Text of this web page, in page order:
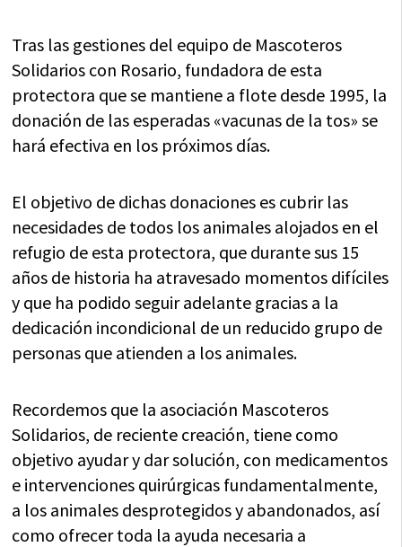
Tras las gestiones del equipo de Mascoteros
Solidarios con Rosario, fundadora de esta
protectora que se mantiene a flote desde 1995, la
donación de las esperadas «vacunas de la tos» se
hará efectiva en los próximos días.
El objetivo de dichas donaciones es cubrir las
necesidades de todos los animales alojados en el
refugio de esta protectora, que durante sus 15
años de historia ha atravesado momentos difíciles
y que ha podido seguir adelante gracias a la
dedicación incondicional de un reducido grupo de
personas que atienden a los animales.
Recordemos que la asociación Mascoteros
Solidarios, de reciente creación, tiene como
objetivo ayudar y dar solución, con medicamentos
e intervenciones quirúrgicas fundamentalmente,
a los animales desprotegidos y abandonados, así
como ofrecer toda la ayuda necesaria a